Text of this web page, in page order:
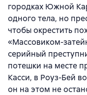
городках Южной
одного тела, но
чтобы окрестить
«Массовиком-
серийный
потешки на месте
Касси, в Роуз-Бей
он на этом не